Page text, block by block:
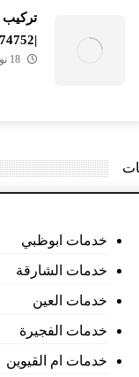
|0545574752 |تركيب بلاط
18 نوفمبر، 2024
خدمات ابوظبي
خدمات الشارقة
خدمات العين
خدمات الفجيرة
خدمات ام القيوين